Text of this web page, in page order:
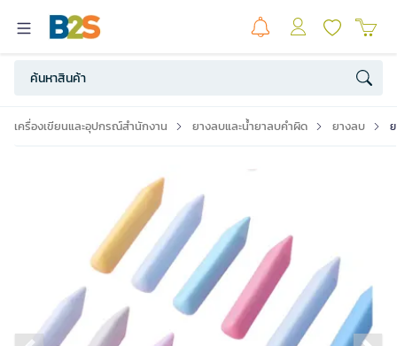
เครื่องเขียนและอุปกรณ์สำนักงาน ยางลบและน้ำยาลบคำผิด ยางลบ